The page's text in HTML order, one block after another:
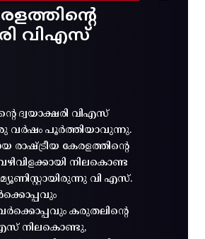
വിഎസ്
ദ്വയാക്ഷരി വിഎസ്
വർഷം പൂർത്തിയാവുന്നു.
രാഷ്ട്രീയ കേരളത്തിന്റെ
നിലകൊണ്ട
വി എസ്.
കരുതലിന്റെ
നിലകൊണ്ടു,